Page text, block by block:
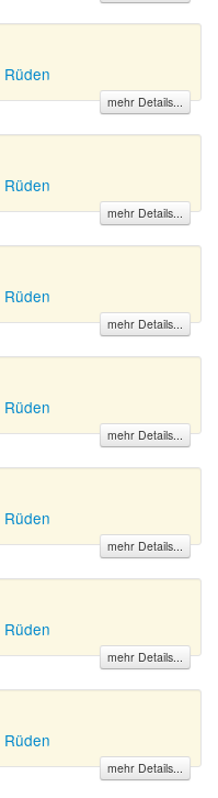
Rüden
mehr Details...
Rüden
mehr Details...
Rüden
mehr Details...
Rüden
mehr Details...
Rüden
mehr Details...
Rüden
mehr Details...
Rüden
mehr Details...